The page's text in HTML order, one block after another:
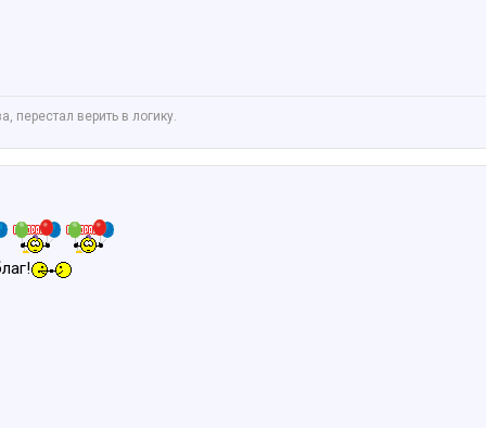
перестал верить в логику.